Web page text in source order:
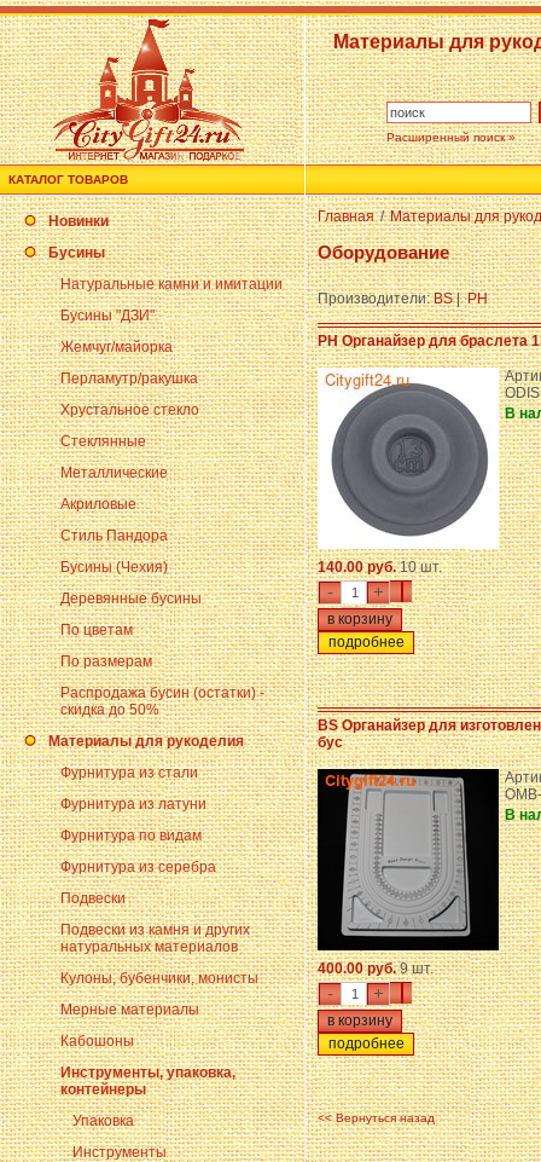
Материалы для
Расширенный поиск »
КАТАЛОГ ТОВАРОВ
Новинки
Бусины
Натуральные камни и имитации
Бусины "ДЗИ"
Жемчуг/майорка
Перламутр/ракушка
Хрустальное стекло
Стеклянные
Металлические
Акриловые
Стиль Пандора
Бусины (Чехия)
Деревянные бусины
По цветам
По размерам
Распродажа бусин (остатки) -
скидка до 50%
Материалы для рукоделия
Фурнитура из стали
Фурнитура из латуни
Фурнитура по видам
Фурнитура из серебра
Подвески
Подвески из камня и других
натуральных материалов
Кулоны, бубенчики, монисты
Мерные материалы
Кабошоны
Инструменты, упаковка,
контейнеры
Упаковка
Инструменты
Главная / Материалы для
Оборудование
Производители:BS| PH
PH Органайзер для браслета
В
140.00 руб.10 шт.
- +
подробнее
BS Органайзер для
бус
В
400.00 руб.9 шт.
- +
подробнее
<< Вернуться назад